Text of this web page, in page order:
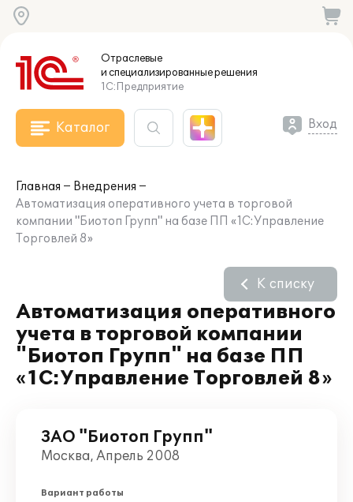
Отраслевые
и специализированныерешения
1С:Предприятие
Каталог Вход
Главная
Внедрения
Автоматизация оперативного учета в торговой
компании "Биотоп Групп" на базе ПП «1С:Управление
Торговлей 8»
Автоматизация оперативного
учета в торговой компании
"Биотоп Групп" на базе ПП
«1С:Управление Торговлей 8»
К списку
ЗАО "Биотоп Групп"
Москва, Апрель 2008
Вариант работы